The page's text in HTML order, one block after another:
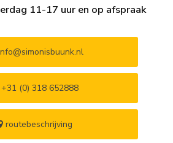
11-17 uur en op afspraak
+31 (0) 318 652888
routebeschrijving